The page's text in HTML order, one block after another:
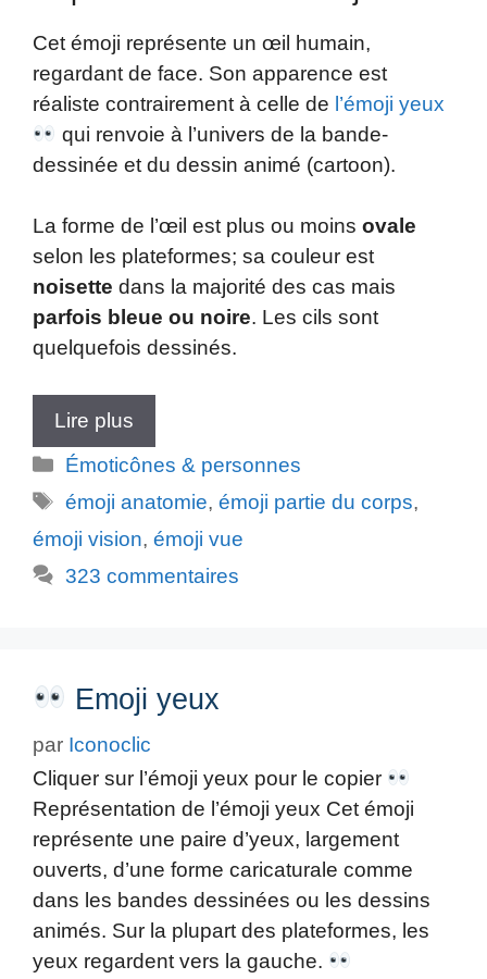
Cet émoji représente un œil humain,
regardant de face. Son apparence est
réaliste contrairement à celle de l’émoji yeux
qui renvoie à l’univers de la bande-
dessinée et du dessin animé (cartoon).
La forme de l’œil est plus ou moins ovale
selon les plateformes; sa couleur est
noisette dans la majorité des cas mais
parfois bleue ou noire. Les cils sont
quelquefois dessinés.
Lire plus
Catégories
Émoticônes & personnes
Étiquettes
émoji anatomie,émoji partie du corps,
émoji vision, émoji vue
323 commentaires
Emoji yeux
par Iconoclic
Cliquer sur l’émoji yeux pour le copier
Représentation de l’émoji yeux Cet émoji
représente une paire d’yeux, largement
ouverts, d’une forme caricaturale comme
dans les bandes dessinées ou les dessins
animés. Sur la plupart des plateformes, les
yeux regardent vers la gauche.